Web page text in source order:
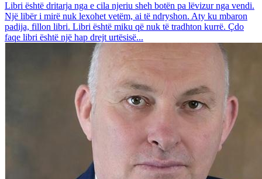
Libri është dritarja nga e cila njeriu sheh botën pa lëvizur nga vendi.
Një libër i mirë nuk lexohet vetëm, ai të ndryshon. Aty ku mbaron
padija, fillon libri. Libri është miku që nuk të tradhton kurrë. Çdo
faqe libri është një hap drejt urtësisë...